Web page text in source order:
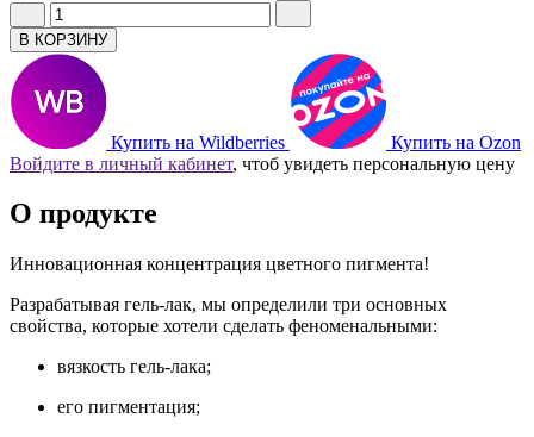
В КОРЗИНУ
Купить на Wildberries
Купить на Ozon
Войдите в личный кабинет, чтоб увидеть персональную цену
О продукте
Инновационная концентрация цветного пигмента!
Разрабатывая гель-лак, мы определили три основных
свойства, которые хотели сделать феноменальными:
вязкость гель-лака;
его пигментация;